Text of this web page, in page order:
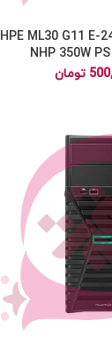
HPE ML30 G11 E-
NHP 350W
تومان